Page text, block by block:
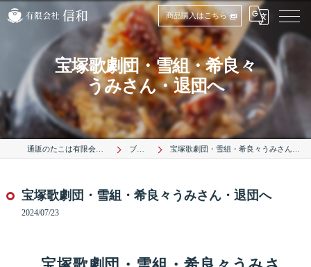
商品購入はこちら
宝塚歌劇団・雪組・希良々
うみさん・退団へ
通販のたこは有限会社信和 ブログ 宝塚歌劇団・雪組・希良々うみさん・退団へ
宝塚歌劇団・雪組・希良々うみさん・退団へ
2024/07/23